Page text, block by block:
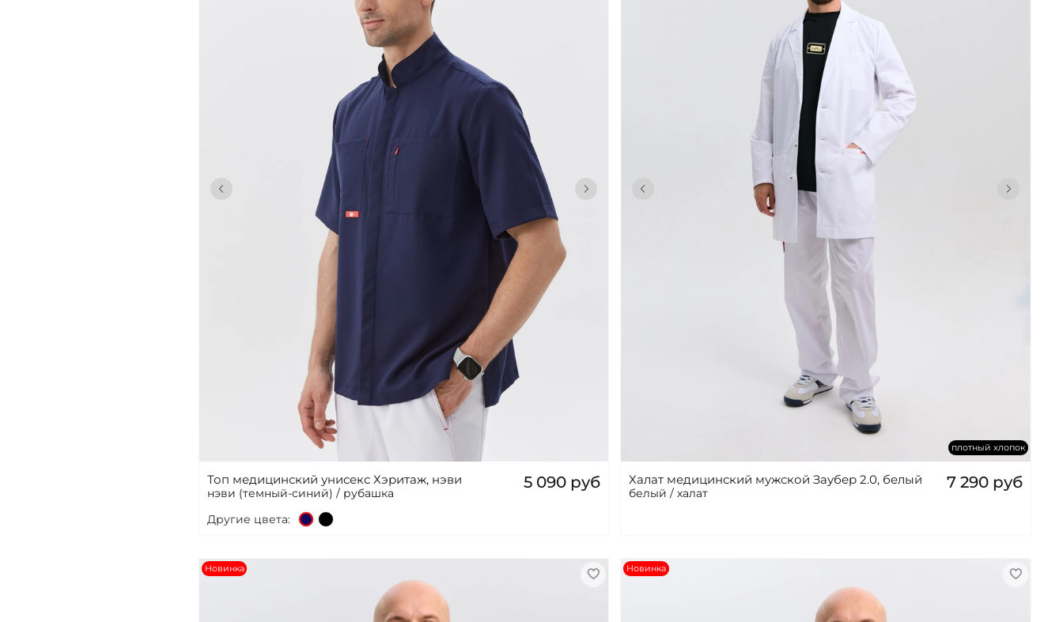
Топ медицинский унисекс Хэритаж, нэви
нэви (темный-синий) / рубашка
5 090 руб
Другие цвета:
плотный хлопок
Халат медицинский мужской Заубер 2.0, белый
белый / халат
7 290 руб
Новинка Новинка